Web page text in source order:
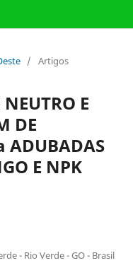
/ Artigos
NEUTRO E
DE
E NPK
- Rio Verde - GO - Brasil